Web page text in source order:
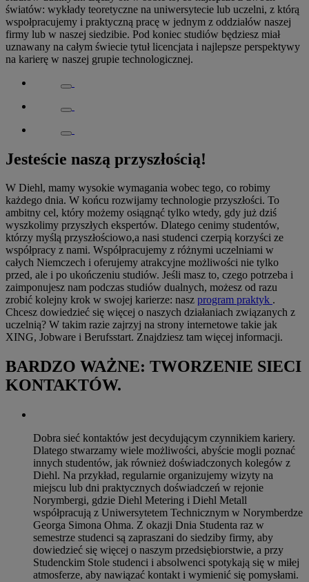
światów: wykłady teoretyczne na uniwersytecie lub uczelni, z którą
wspołpracujemy i praktyczną pracę w jednym z oddziałów naszej
firmy lub w naszej siedzibie. Pod koniec studiów będziesz miał
uznawany na całym świecie tytuł licencjata i najlepsze perspektywy
na karierę w naszej grupie technologicznej.
Jesteście naszą przyszłością!
W Diehl, mamy wysokie wymagania wobec tego, co robimy
każdego dnia. W końcu rozwijamy technologie przyszłości. To
ambitny cel, który możemy osiągnąć tylko wtedy, gdy już dziś
wyszkolimy przyszłych ekspertów. Dlatego cenimy studentów,
którzy myślą przyszłościowo,a nasi studenci czerpią korzyści ze
współpracy z nami. Współpracujemy z różnymi uczelniami w
całych Niemczech i oferujemy atrakcyjne możliwości nie tylko
przed, ale i po ukończeniu studiów. Jeśli masz to, czego potrzeba i
zaimponujesz nam podczas studiów dualnych, możesz od razu
zrobić kolejny krok w swojej karierze: nasz program praktyk .
Chcesz dowiedzieć się więcej o naszych działaniach związanych z
uczelnią? W takim razie zajrzyj na strony internetowe takie jak
XING, Jobware i Berufsstart. Znajdziesz tam więcej informacji.
BARDZO WAŻNE: TWORZENIE SIECI
KONTAKTÓW.
Dobra sieć kontaktów jest decydującym czynnikiem kariery.
Dlatego stwarzamy wiele możliwości, abyście mogli poznać
innych studentów, jak również doświadczonych kolegów z
Diehl. Na przykład, regularnie organizujemy wizyty na
miejscu lub dni praktycznych doświadczeń w rejonie
Norymbergi, gdzie Diehl Metering i Diehl Metall
współpracują z Uniwersytetem Technicznym w Norymberdze
Georga Simona Ohma. Z okazji Dnia Studenta raz w
semestrze studenci są zapraszani do siedziby firmy, aby
dowiedzieć się więcej o naszym przedsiębiorstwie, a przy
Studenckim Stole studenci i absolwenci spotykają się w miłej
atmosferze, aby nawiązać kontakt i wymienić się pomysłami.